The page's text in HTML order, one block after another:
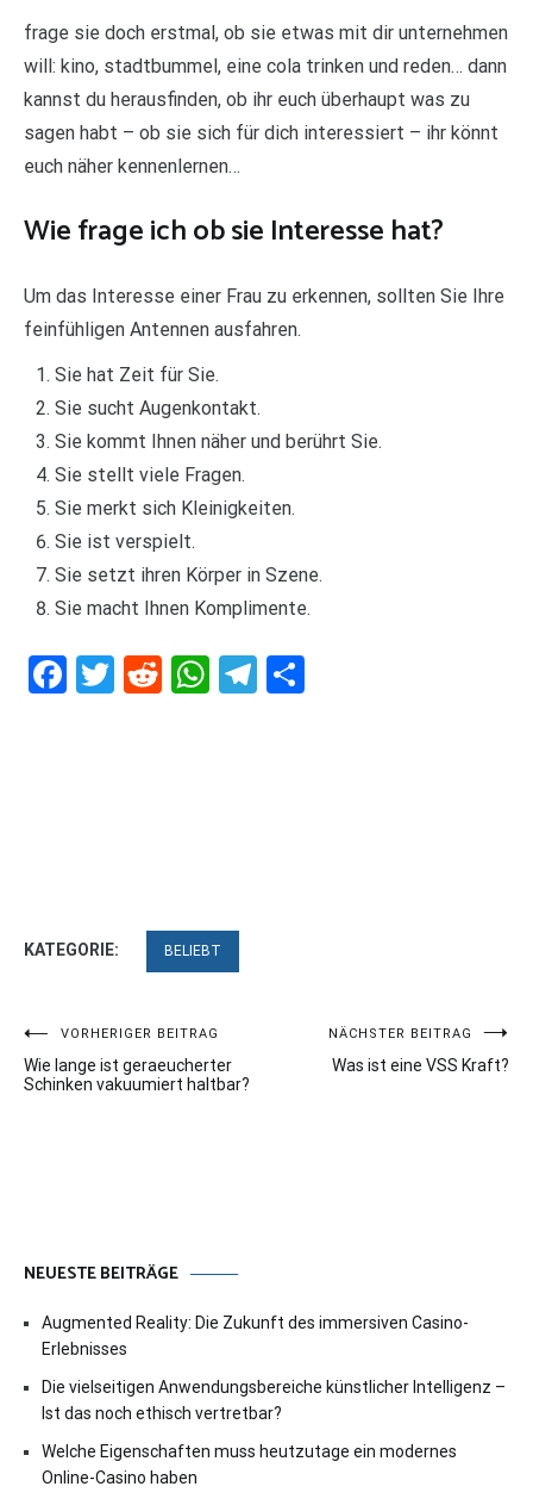
frage sie doch erstmal, ob sie etwas mit dir unternehmen
will: kino, stadtbummel, eine cola trinken und reden… dann
kannst du herausfinden, ob ihr euch überhaupt was zu
sagen habt – ob sie sich für dich interessiert – ihr könnt
euch näher kennenlernen…
Wie frage ich ob sie Interesse hat?
Um das Interesse einer Frau zu erkennen, sollten Sie Ihre
feinfühligen Antennen ausfahren.
Sie hat Zeit für Sie.
Sie sucht Augenkontakt.
Sie kommt Ihnen näher und berührt Sie.
Sie stellt viele Fragen.
Sie merkt sich Kleinigkeiten.
Sie ist verspielt.
Sie setzt ihren Körper in Szene.
Sie macht Ihnen Komplimente.
Facebook
Twitter
RedditWhatsApp
Telegram
KATEGORIE: BELIEBT
Beitragsnavigation
VORHERIGER BEITRAG
Wie lange ist geraeucherter
Schinken vakuumiert haltbar?
NÄCHSTER BEITRAG
Was ist eine VSS Kraft?
NEUESTE BEITRÄGE
Augmented Reality: Die Zukunft des immersiven Casino-
Erlebnisses
Die vielseitigen Anwendungsbereiche künstlicher Intelligenz –
Ist das noch ethisch vertretbar?
Welche Eigenschaften muss heutzutage ein modernes
Online-Casino haben